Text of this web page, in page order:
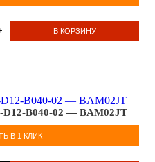
В КОРЗИНУ
D12-B040-02 — BAM02JT
В 1 КЛИК